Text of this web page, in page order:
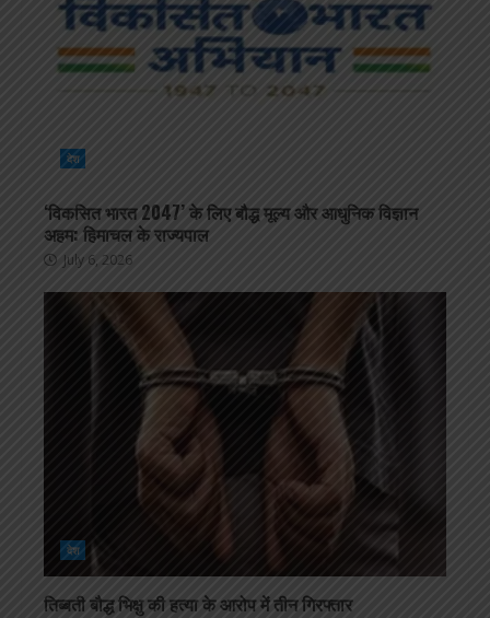
देश
‘विकसित भारत 2047’ के लिए बौद्ध मूल्य और आधुनिक विज्ञान
अहम: हिमाचल के राज्यपाल
July 6, 2026
देश
तिब्बती बौद्ध भिक्षु की हत्या के आरोप में तीन गिरफ्तार